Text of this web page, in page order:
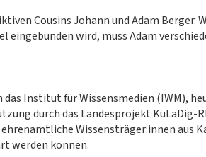
Cousins Johann und Adam Berger.
eingebunden wird, muss Adam
das Institut für Wissensmedien (IWM),
durch das Landesprojekt KuLaDig-
Wissensträger:innen aus
werden können.